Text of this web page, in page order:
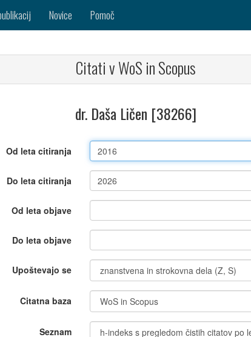
Novice Pomoč
Citati v WoS in Scopus
dr. Daša Ličen [38266]
Od leta citiranja
Do leta citiranja
Od leta objave
Do leta objave
Upoštevajo se
Citatna baza
Seznam